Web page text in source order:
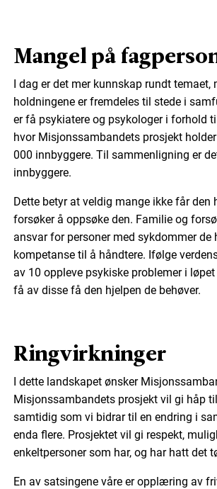
Mangel på
I dag er det mer kunnskap rundt temaet,
holdningene er fremdeles til stede i
er få psykiatere og psykologer i forhold
hvor Misjonssambandets prosjekt
000 innbyggere. Til sammenligning er
innbyggere.
Dette betyr at veldig mange ikke får den
forsøker å oppsøke den. Familie og
ansvar for personer med sykdommer de
kompetanse til å håndtere. Ifølge
av 10 oppleve psykiske problemer i
få av disse få den hjelpen de behøver.
Ringvirkninger
I dette landskapet ønsker
Misjonssambandets prosjekt vil gi håp
samtidig som vi bidrar til en endring i
enda flere. Prosjektet vil gi respekt,
enkeltpersoner som har, og har hatt det
En av satsingene våre er opplæring av